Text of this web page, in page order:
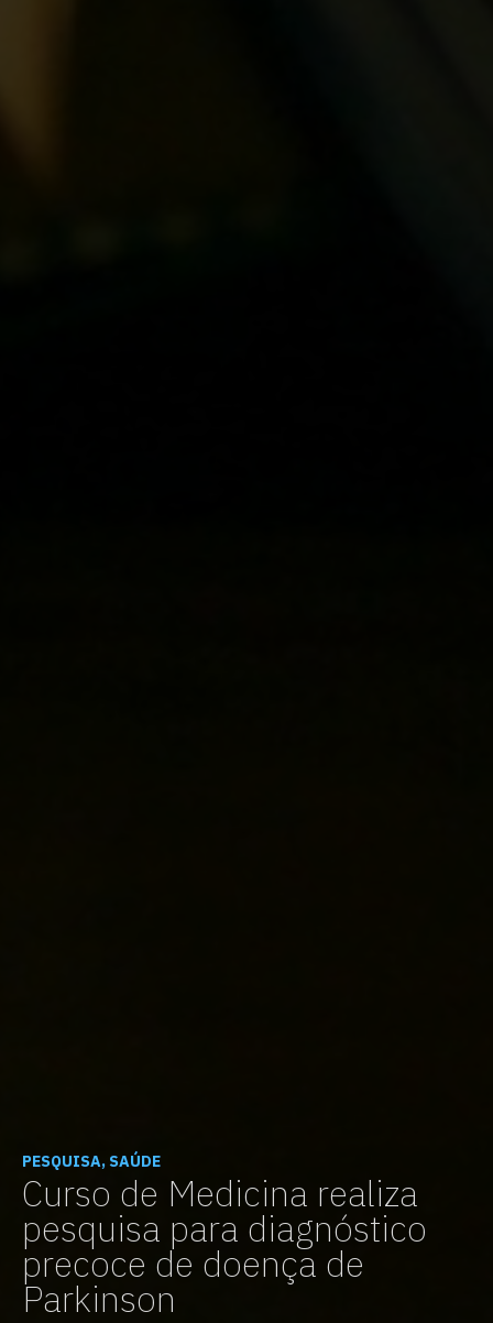
PESQUISA, SAÚDE
Curso de Medicina realiza
pesquisa para diagnóstico
precoce de doença de
Parkinson